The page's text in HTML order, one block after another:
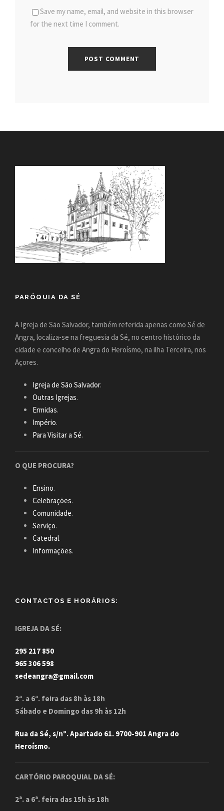
Save my name, email, and website in this browser
for the next time I comment.
PARÓQUIA DA SÉ
A Igreja de São Salvador, também referida apenas como Sé de
Angra, localiza-se na freguesia da Sé, no centro histórico da
cidade e concelho de Angra do Heroísmo, na ilha Terceira, nos
Açores.
Igreja de São Salvador.
Outras Igrejas.
Ermidas.
Império.
Para Visitar a Sé.
O QUE PROCURA?
Ensino.
Celebrações.
Comunidade.
Serviço.
Catedral.
Informações.
CONTACTOS E HORÁRIOS:
IGREJA DA SÉ:
295 217 850
965 306 598
sedeangra@gmail.com
2ª. a 6ª. feira das 8h às 18h
Sábado e Domingo das 9h às 12h
Rua da Sé, s/nº. Apartado 61. 9700-901 Angra do
Heroísmo.
CARTÓRIO PAROQUIAL DA SÉ:
2ª. a 6ª. feira das 15h às 18h